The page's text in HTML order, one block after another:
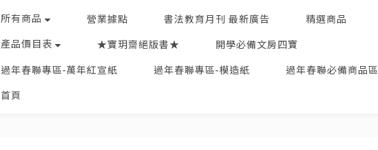
所有商品 營業據點 書法教育月刊 最新廣告 精選商品
產品價目表 ★寶玥齋絕版書★ 開學必備文房四寶
過年春聯專區-萬年紅宣紙 過年春聯專區-模造紙 過年春聯必備商品區
首頁